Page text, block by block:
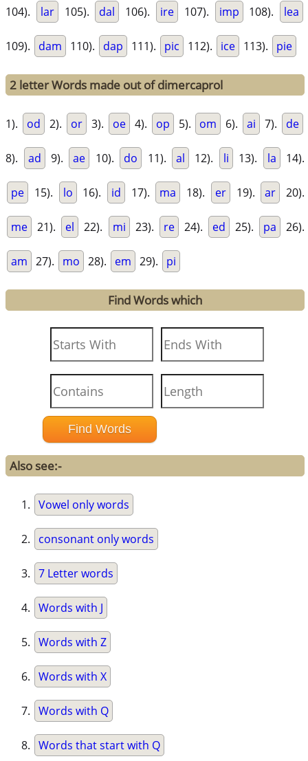
104). lar 105). dal 106). ire 107). imp 108). lea
109). dam 110). dap 111). pic 112). ice 113). pie
2 letter Words made out of dimercaprol
1). od 2). or 3). oe 4). op 5). om 6). ai 7). de
8). ad 9). ae 10). do 11). al 12). li 13). la 14).
pe 15). lo 16). id 17). ma 18). er 19). ar 20).
me 21). el 22). mi 23). re 24). ed 25). pa 26).
am 27). mo 28). em 29). pi
Find Words which
Also see:-
Vowel only words
consonant only words
7 Letter words
Words with J
Words with Z
Words with X
Words with Q
Words that start with Q